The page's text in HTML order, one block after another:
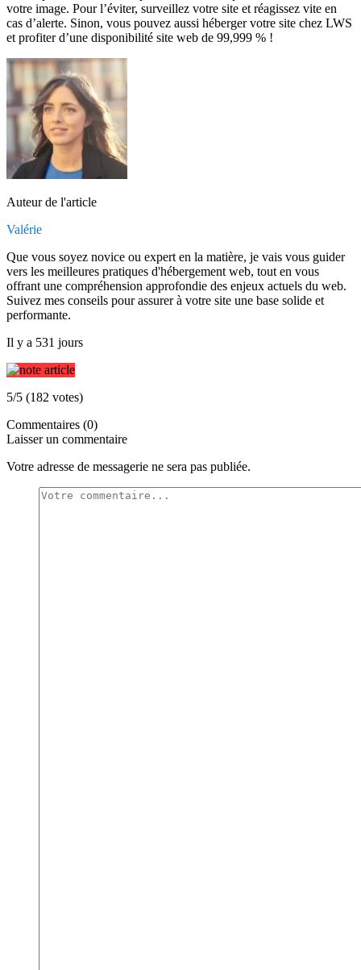
votre image. Pour l’éviter, surveillez votre site et réagissez vite en
cas d’alerte. Sinon, vous pouvez aussi héberger votre site chez LWS
et profiter d’une disponibilité site web de 99,999 % !
Auteur de l'article
Valérie
Que vous soyez novice ou expert en la matière, je vais vous guider
vers les meilleures pratiques d'hébergement web, tout en vous
offrant une compréhension approfondie des enjeux actuels du web.
Suivez mes conseils pour assurer à votre site une base solide et
performante.
Il y a 531 jours
5/5 (182 votes)
Commentaires (0)
Laisser un commentaire
Votre adresse de messagerie ne sera pas publiée.